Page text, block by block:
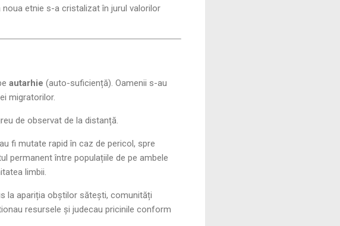
etnie s-a cristalizat în jurul valorilor
autarhie (auto-suficiență). Oamenii s-au
migratorilor.
de observat de la distanță.
fi mutate rapid în caz de pericol, spre
permanent între populațiile de pe ambele
limbii.
la apariția obștilor sătești, comunități
resursele și judecau pricinile conform